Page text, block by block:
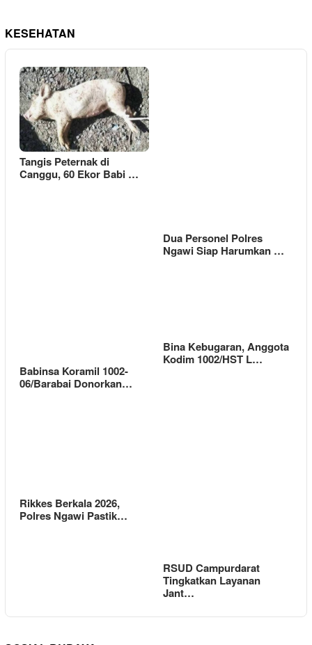
KESEHATAN
Tangis Peternak di
Canggu, 60 Ekor Babi …
Dua Personel Polres
Ngawi Siap Harumkan …
Babinsa Koramil 1002-
06/Barabai Donorkan…
Bina Kebugaran, Anggota
Kodim 1002/HST L…
Rikkes Berkala 2026,
Polres Ngawi Pastik…
RSUD Campurdarat
Tingkatkan Layanan
Jant…